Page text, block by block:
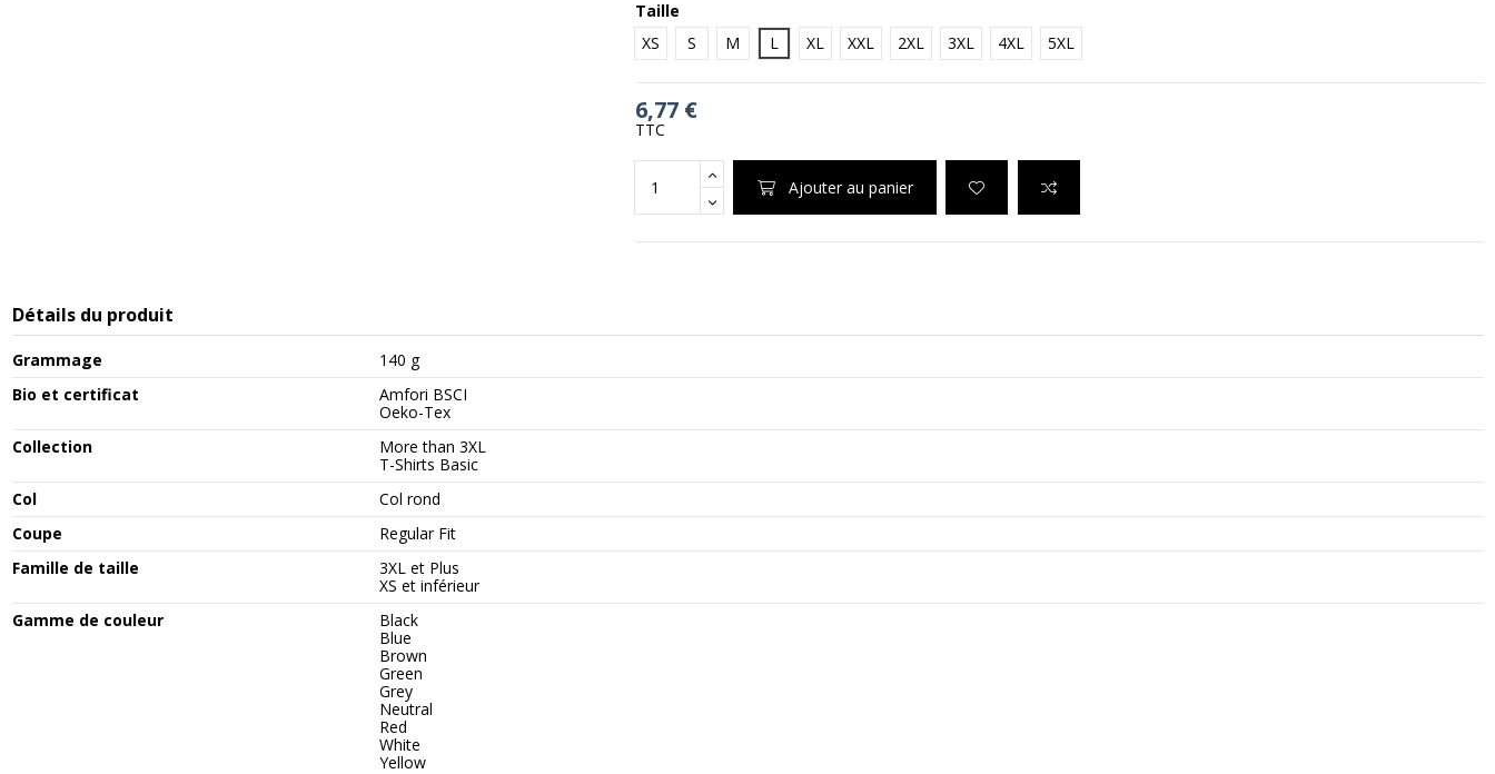
Taille
XS
S M L XL XXL 2XL 3XL 4XL 5XL
6,77 €
TTC
Ajouter au panier
Détails du produit
Grammage
140 g
Bio et certificat
Amfori BSCI
Oeko-Tex
Collection
More than 3XL
T-Shirts Basic
Col
Col rond
Coupe
Regular Fit
Famille de taille
3XL et Plus
XS et inférieur
Gamme de couleur
Black
Blue
Brown
Green
Grey
Neutral
Red
White
Yellow